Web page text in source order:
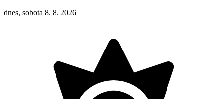
dnes, sobota 8. 8. 2026